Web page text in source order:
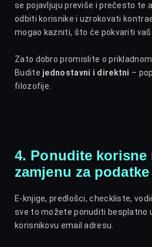
se pojavljuju previše i prečesto te
odbiti korisnike i uzrokovati
mogao kazniti, što će pokvariti
Zato dobro promislite o
Budite jednostavni i direktni –
filozofije.
4. Ponudite korisne
zamjenu za podatke
E-knjige, predlošci, checkliste,
sve to možete ponuditi besplatno
korisnikovu email adresu.